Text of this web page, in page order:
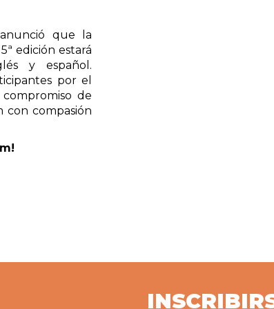
que la
edición estará
y español.
por el
de
con compasión